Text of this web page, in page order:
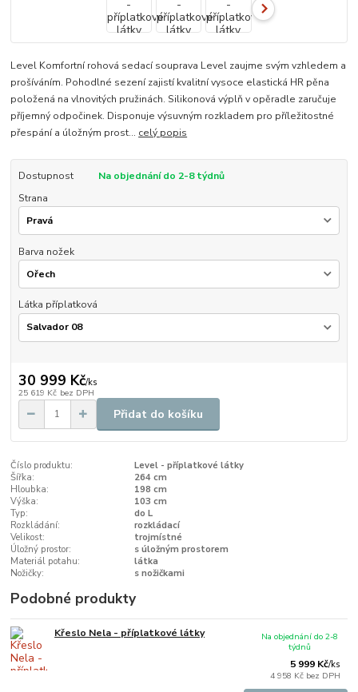
Level Komfortní rohová sedací souprava Level zaujme svým vzhledem a
prošíváním. Pohodlné sezení zajistí kvalitní vysoce elastická HR pěna
položená na vlnovitých pružinách. Silikonová výplň v opěradle zaručuje
příjemný odpočinek. Disponuje výsuvným rozkladem pro příležitostné
přespání a úložným prost... celý popis
Dostupnost
Na objednání do 2-8 týdnů
Strana
Barva nožek
Látka příplatková
30 999 Kč/ks
25 619 Kč bez DPH
Přidat do košíku
Číslo produktu:
Level - příplatkové látky
Šířka:
264 cm
Hloubka:
198 cm
Výška:
103 cm
Typ:
do L
Rozkládání:
rozkládací
Velikost:
trojmístné
Úložný prostor:
s úložným prostorem
Materiál potahu:
látka
Nožičky:
s nožičkami
Podobné produkty
Křeslo Nela - příplatkové látky
5 999 Kč/ks
4 958 Kč bez DPH
Na objednání do 2-8
týdnů